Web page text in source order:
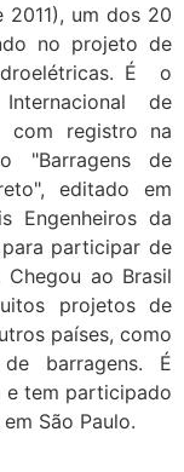
2011), um dos 20
no projeto de
É o
de
com registro na
"Barragens de
editado em
Engenheiros da
participar de
Chegou ao Brasil
projetos de
países, como
barragens. É
e tem participado
São Paulo.